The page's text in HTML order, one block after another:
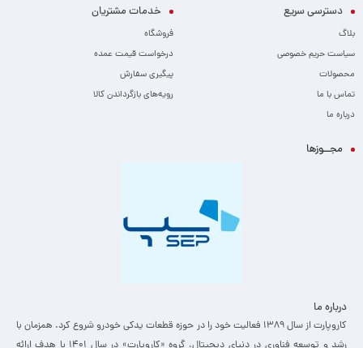
دسترسی سریع
بلاگ
سیاست حریم خصوصی
محصولات
تماس با ما
درباره ما
خدمات مشتریان
فروشگاه
درخواست قیمت عمده
پیگیری سفارش
رویه‌های بازگرداندن کالا
مجــوزها
درباره ما
کاروپارت از سال ۱۳۸۹ فعالیت خود را در حوزه قطعات یدکی خودرو شروع کرد. همزمان با